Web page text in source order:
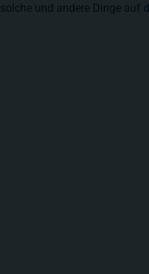
solche und andere Dinge auf